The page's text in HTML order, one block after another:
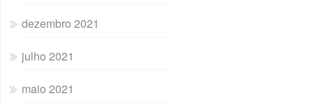
dezembro 2021
julho 2021
maio 2021